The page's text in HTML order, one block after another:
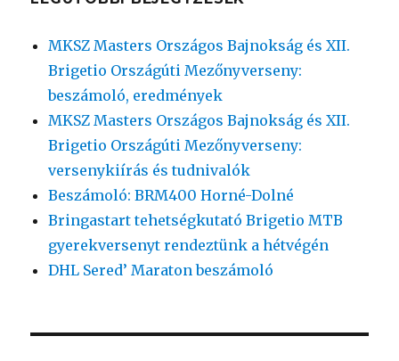
MKSZ Masters Országos Bajnokság és XII.
Brigetio Országúti Mezőnyverseny:
beszámoló, eredmények
MKSZ Masters Országos Bajnokság és XII.
Brigetio Országúti Mezőnyverseny:
versenykiírás és tudnivalók
Beszámoló: BRM400 Horné-Dolné
Bringastart tehetségkutató Brigetio MTB
gyerekversenyt rendeztünk a hétvégén
DHL Sered’ Maraton beszámoló